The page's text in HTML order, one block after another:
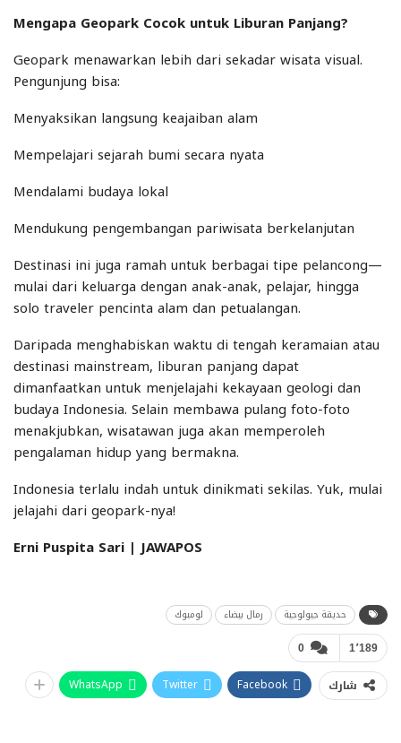
Mengapa Geopark Cocok untuk Liburan Panjang?
Geopark menawarkan lebih dari sekadar wisata visual.
Pengunjung bisa:
Menyaksikan langsung keajaiban alam
Mempelajari sejarah bumi secara nyata
Mendalami budaya lokal
Mendukung pengembangan pariwisata berkelanjutan
Destinasi ini juga ramah untuk berbagai tipe pelancong—
mulai dari keluarga dengan anak-anak, pelajar, hingga
solo traveler pencinta alam dan petualangan.
Daripada menghabiskan waktu di tengah keramaian atau
destinasi mainstream, liburan panjang dapat
dimanfaatkan untuk menjelajahi kekayaan geologi dan
budaya Indonesia. Selain membawa pulang foto-foto
menakjubkan, wisatawan juga akan memperoleh
pengalaman hidup yang bermakna.
Indonesia terlalu indah untuk dinikmati sekilas. Yuk, mulai
jelajahi dari geopark-nya!
Erni Puspita Sari | JAWAPOS
حديقة جيولوجية رمال بيضاء لومبوك
0 1٬189
شارك Facebook
Twitter
WhatsApp